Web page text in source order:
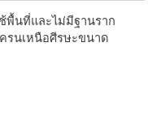
พื้นที่และไม่มีฐานราก
รนเหนือศีรษะขนาด